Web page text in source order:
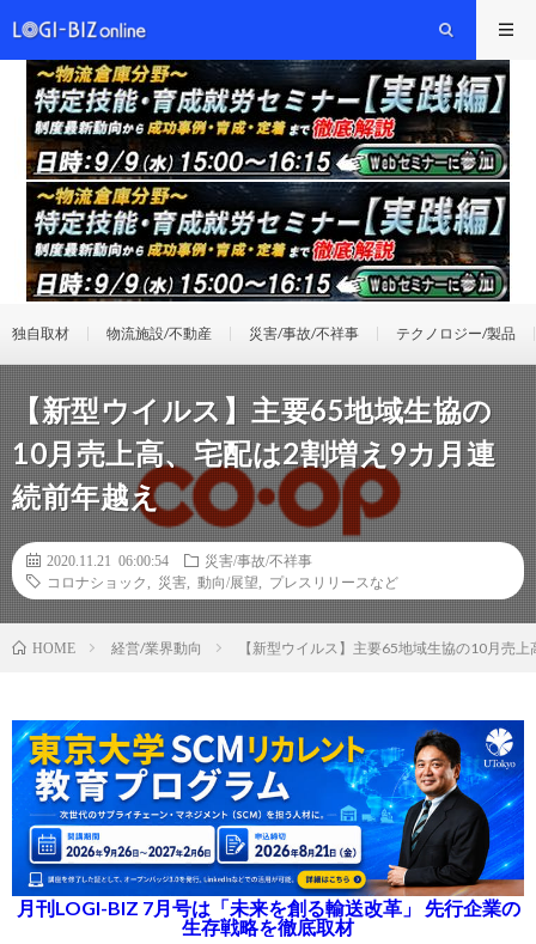
独自取材 物流施設/不動産 災害/事故/不祥事 テクノロジー/製品
【新型ウイルス】主要65地域生協の
10月売上高、宅配は2割増え9カ月連
続前年越え
2020.11.21 06:00:54
災害/事故/不祥事
コロナショック
災害 動向/展望 プレスリリースなど
HOME 経営/業界動向 【新型ウイルス】主要65地域生協の10月売
月刊LOGI-BIZ 7月号は「未来を創る輸送改革」 先行企業の
生存戦略を徹底取材